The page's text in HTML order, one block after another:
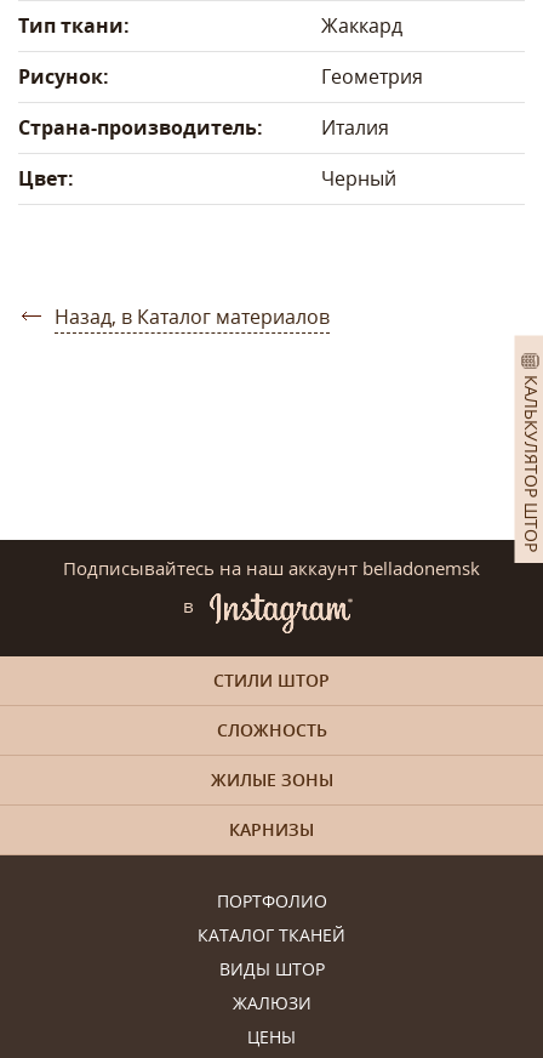
КАЛЬКУЛЯТОР ШТОР
Тип ткани:
Жаккард
Рисунок:
Геометрия
Страна-производитель:
Италия
Цвет:
Черный
Назад, в Каталог материалов
Подписывайтесь на наш аккаунт belladonemsk
в
ПОРТФОЛИО
КАТАЛОГ ТКАНЕЙ
ВИДЫ ШТОР
ЖАЛЮЗИ
ЦЕНЫ
СТИЛИ ШТОР
СЛОЖНОСТЬ
ЖИЛЫЕ ЗОНЫ
КАРНИЗЫ